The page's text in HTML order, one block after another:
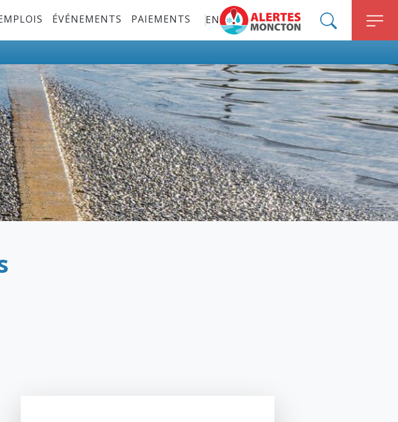
Menu
ÉVÉNEMENTS PAIEMENTS
EN
ALERT MONCTON
SEARCH